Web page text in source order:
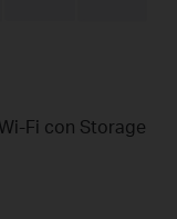
Fi con Storage